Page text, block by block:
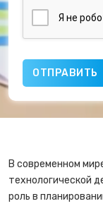
Я нe
В современном
технологической
роль в